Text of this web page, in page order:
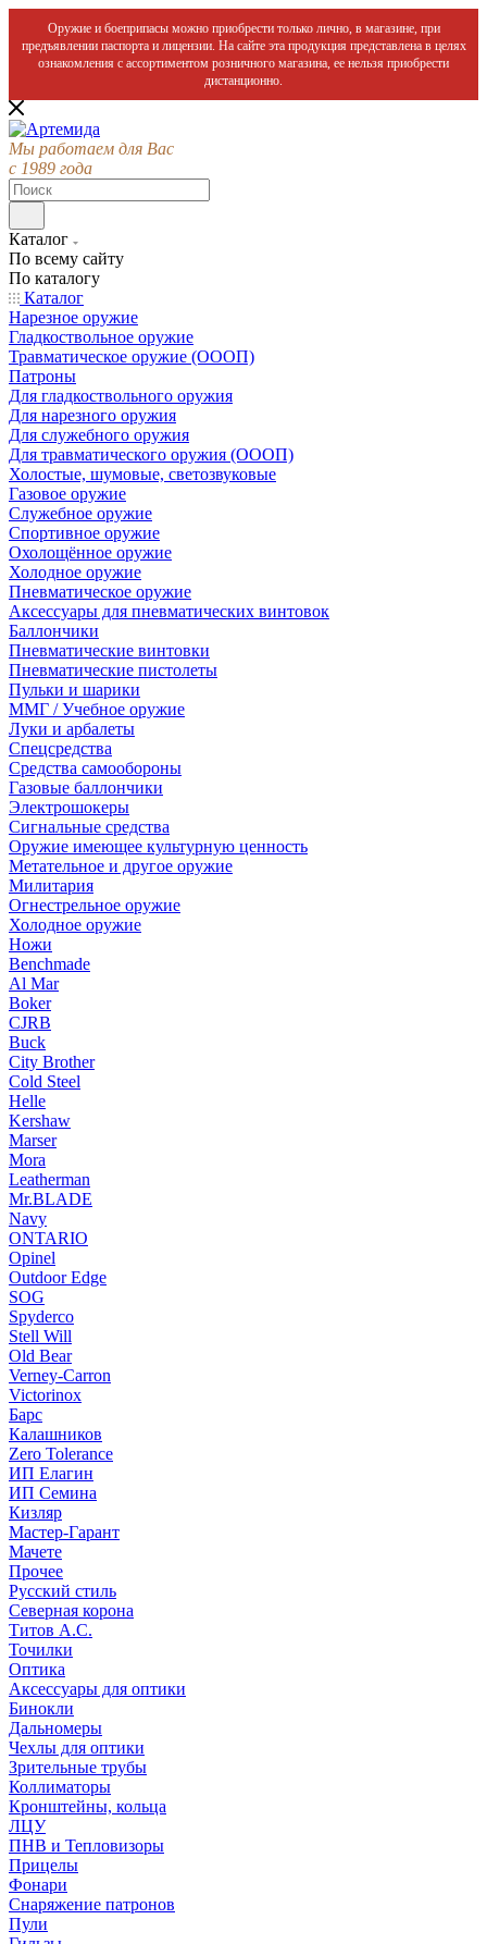
Оружие и боеприпасы можно приобрести только лично, в магазине, при
предъявлении паспорта и лицензии. На сайте эта продукция представлена в целях
ознакомления с ассортиментом розничного магазина, ее нельзя приобрести
дистанционно.
Мы работаем для Вас
с 1989 года
Каталог
По всему сайту
По каталогу
Каталог
Нарезное оружие
Гладкоствольное оружие
Травматическое оружие (ОООП)
Патроны
Для гладкоствольного оружия
Для нарезного оружия
Для служебного оружия
Для травматического оружия (ОООП)
Холостые, шумовые, светозвуковые
Газовое оружие
Служебное оружие
Спортивное оружие
Охолощённое оружие
Холодное оружие
Пневматическое оружие
Аксессуары для пневматических винтовок
Баллончики
Пневматические винтовки
Пневматические пистолеты
Пульки и шарики
ММГ / Учебное оружие
Луки и арбалеты
Спецсредства
Средства самообороны
Газовые баллончики
Электрошокеры
Сигнальные средства
Оружие имеющее культурную ценность
Метательное и другое оружие
Милитария
Огнестрельное оружие
Холодное оружие
Ножи
Benchmade
Al Mar
Boker
CJRB
Buck
City Brother
Cold Steel
Helle
Kershaw
Marser
Mora
Leatherman
Mr.BLADE
Navy
ONTARIO
Opinel
Outdoor Edge
SOG
Spyderco
Stell Will
Old Bear
Verney-Carron
Victorinox
Барс
Калашников
Zero Tolerance
ИП Елагин
ИП Семина
Кизляр
Мастер-Гарант
Мачете
Прочее
Русский стиль
Северная корона
Титов А.С.
Точилки
Оптика
Аксессуары для оптики
Бинокли
Дальномеры
Чехлы для оптики
Зрительные трубы
Коллиматоры
Кронштейны, кольца
ЛЦУ
ПНВ и Тепловизоры
Прицелы
Фонари
Снаряжение патронов
Пули